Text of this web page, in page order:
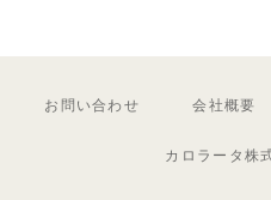
お問い合わせ 会社概要
カロラータ株